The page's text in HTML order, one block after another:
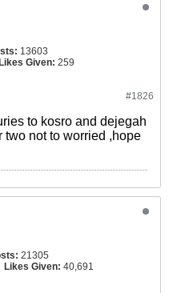
13603
Likes Given: 259
#1826
to kosro and dejegah
not to worried ,hope
21305
Likes Given: 40,691